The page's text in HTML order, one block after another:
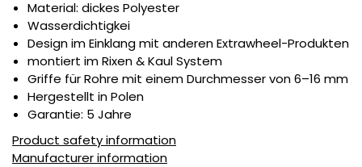
Material: dickes Polyester
Wasserdichtigkei
Design im Einklang mit anderen Extrawheel-Produkten
montiert im Rixen & Kaul System
Griffe für Rohre mit einem Durchmesser von 6–16 mm
Hergestellt in Polen
Garantie: 5 Jahre
Product safety information
Manufacturer information